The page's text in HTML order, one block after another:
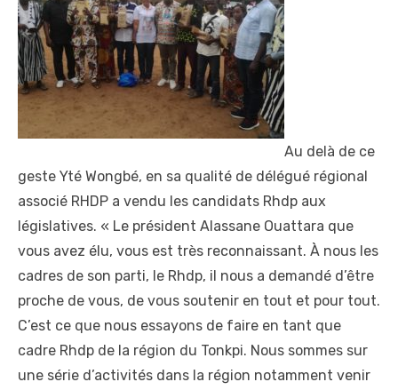
Au delà de ce
geste Yté Wongbé, en sa qualité de délégué régional
associé RHDP a vendu les candidats Rhdp aux
législatives. « Le président Alassane Ouattara que
vous avez élu, vous est très reconnaissant. À nous les
cadres de son parti, le Rhdp, il nous a demandé d’être
proche de vous, de vous soutenir en tout et pour tout.
C’est ce que nous essayons de faire en tant que
cadre Rhdp de la région du Tonkpi. Nous sommes sur
une série d’activités dans la région notamment venir